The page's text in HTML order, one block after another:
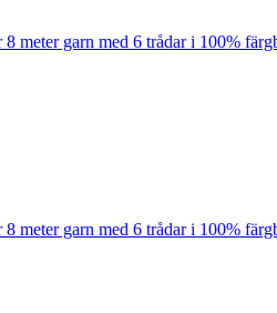
garn med 6 trådar i 100%
garn med 6 trådar i 100%